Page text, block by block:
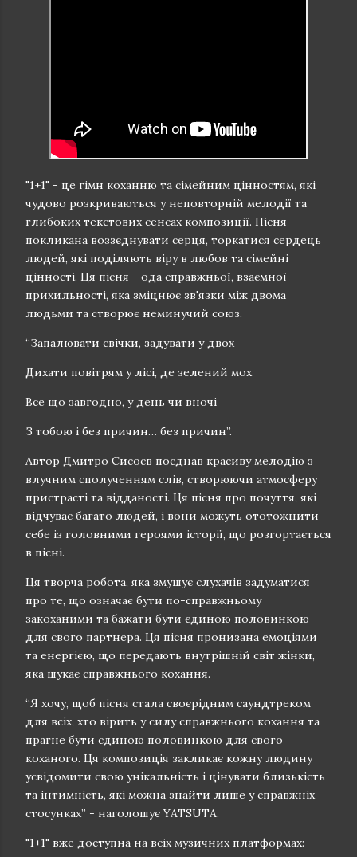
"1+1" - це гімн коханню та сімейним цінностям, які
чудово розкриваються у неповторній мелодії та
глибоких текстових сенсах композиції. Пісня
покликана воззєднувати серця, торкатися сердець
людей, які поділяють віру в любов та сімейні
цінності. Ця пісня - ода справжньої, взаємної
прихильності, яка зміцнює зв'язки між двома
людьми та створює неминучий союз.
“Запалювати свічки, задувати у двох
Дихати повітрям у лісі, де зелений мох
Все що завгодно, у день чи вночі
З тобою і без причин… без причин”.
Автор Дмитро Сисоєв поєднав красиву мелодію з
влучним сполученням слів, створюючи атмосферу
пристрасті та відданості. Ця пісня про почуття, які
відчуває багато людей, і вони можуть ототожнити
себе із головними героями історії, що розгортається
в пісні.
Ця творча робота, яка змушує слухачів задуматися
про те, що означає бути по-справжньому
закоханими та бажати бути єдиною половинкою
для свого партнера. Ця пісня пронизана емоціями
та енергією, що передають внутрішній світ жінки,
яка шукає справжнього кохання.
“Я хочу, щоб пісня стала своєрідним саундтреком
для всіх, хто вірить у силу справжнього кохання та
прагне бути єдиною половинкою для свого
коханого. Ця композиція закликає кожну людину
усвідомити свою унікальність і цінувати близькість
та інтимність, які можна знайти лише у справжніх
стосунках” - наголошує YATSUTA.
"1+1" вже доступна на всіх музичних платформах: